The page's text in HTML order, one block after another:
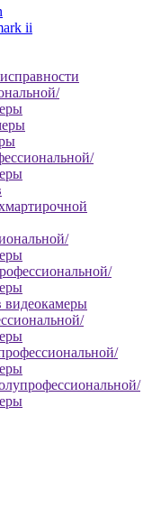
ii
видеокамеры